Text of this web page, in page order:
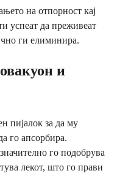
на отпорност кај
успеат да преживеат
ги елиминира.
и
пијалок за да му
го апсорбира.
го подобрува
лекот, што го прави